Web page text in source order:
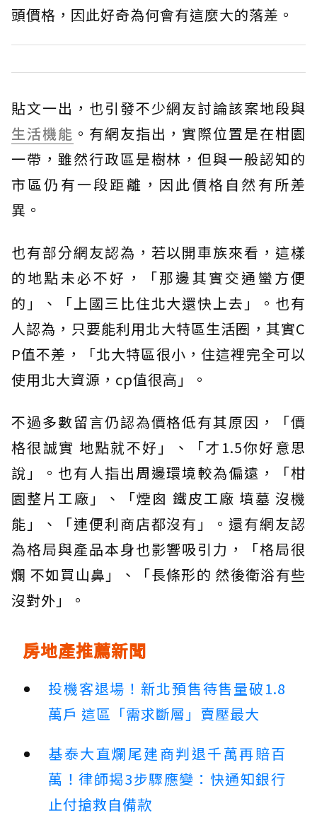
頭價格，因此好奇為何會有這麼大的落差。
貼文一出，也引發不少網友討論該案地段與
生活機能 。有網友指出，實際位置是在柑園
一帶，雖然行政區是樹林，但與一般認知的
市區仍有一段距離，因此價格自然有所差
異。
也有部分網友認為，若以開車族來看，這樣
的地點未必不好，「那邊其實交通蠻方便
的」、「上國三比住北大還快上去」。也有
人認為，只要能利用北大特區生活圈，其實C
P值不差，「北大特區很小，住這裡完全可以
使用北大資源，cp值很高」。
不過多數留言仍認為價格低有其原因，「價
格很誠實 地點就不好」、「才1.5你好意思
說」。也有人指出周邊環境較為偏遠，「柑
園整片工廠」、「煙囪 鐵皮工廠 墳墓 沒機
能」、「連便利商店都沒有」。還有網友認
為格局與產品本身也影響吸引力，「格局很
爛 不如買山鼻」、「長條形的 然後衛浴有些
沒對外」。
房地產推薦新聞
投機客退場！新北預售待售量破1.8
萬戶 這區「需求斷層」賣壓最大
基泰大直爛尾建商判退千萬再賠百
萬！律師揭3步驟應變：快通知銀行
止付搶救自備款